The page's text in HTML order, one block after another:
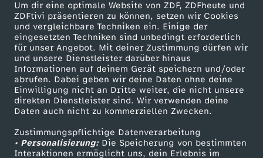
Um dir eine optimale Website von ZDF, ZDFheute und
ZDFtivi präsentieren zu können, setzen wir Cookies
und vergleichbare Techniken ein. Einige der
eingesetzten Techniken sind unbedingt erforderlich
für unser Angebot. Mit deiner Zustimmung dürfen wir
und unsere Dienstleister darüber hinaus
Informationen auf deinem Gerät speichern und/oder
abrufen. Dabei geben wir deine Daten ohne deine
Einwilligung nicht an Dritte weiter, die nicht unsere
direkten Dienstleister sind. Wir verwenden deine
Daten auch nicht zu kommerziellen Zwecken.
Zustimmungspflichtige Datenverarbeitung
• Personalisierung:Die Speicherung von bestimmten
Interaktionen ermöglicht uns, dein Erlebnis im
t
-
E
x
p
Mehr ZDF
ZDF-Apps
Smart TV
ZDFtext
Livestreams
Sendungen A-Z
Service
ZDFmitreden
Kontakt zum ZDF
Tickets
Zuschauerservice
Hilfe